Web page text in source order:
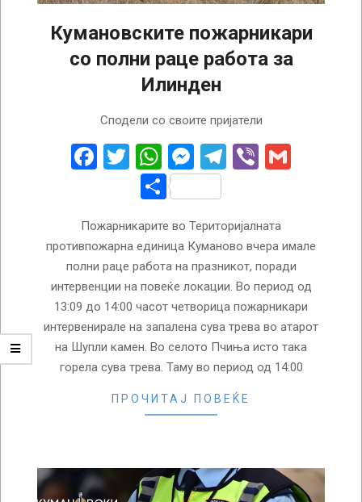
Кумановските пожарникари
со полни раце работа за
Илинден
Сподели со своите пријатели
Facebook
Twitter
WhatsApp
Messenger
Telegram
Viber
Share
Пожарникарите во Територијалната
противпожарна единица Куманово вчера имале
полни раце работа на празникот, поради
интервенции на повеќе локации. Во период од
13:09 до 14:00 часот четворица пожарникари
интервенирале на запалена сува трева во атарот
на Шупли камен. Во селото Пчиња исто така
горела сува трева. Таму во период од 14:00
ПРОЧИТАЈ ПОВЕЌЕ